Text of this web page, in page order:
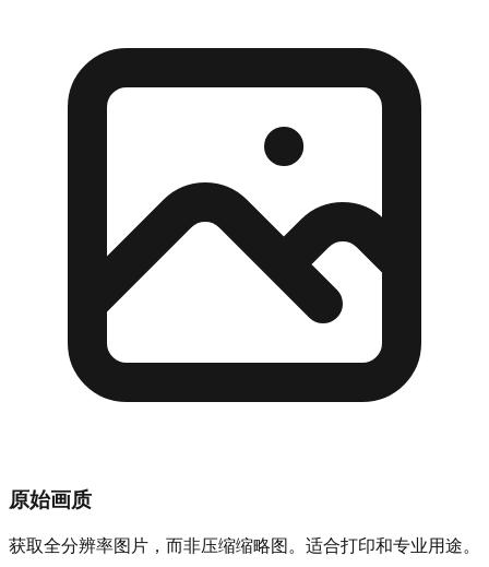
原始画质
获取全分辨率图片，而非压缩缩略图。适合打印和专业用途。